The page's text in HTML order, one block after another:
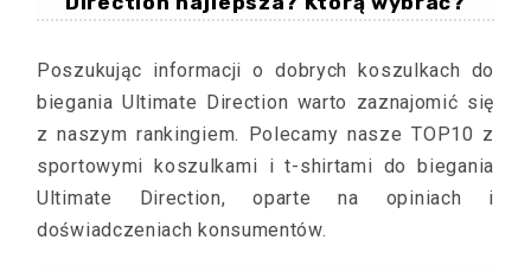
Poszukując informacji o dobrych koszulkach do
biegania Ultimate Direction warto zaznajomić się
z naszym rankingiem. Polecamy nasze TOP10 z
sportowymi koszulkami i t-shirtami do biegania
Ultimate Direction, oparte na opiniach i
doświadczeniach konsumentów.